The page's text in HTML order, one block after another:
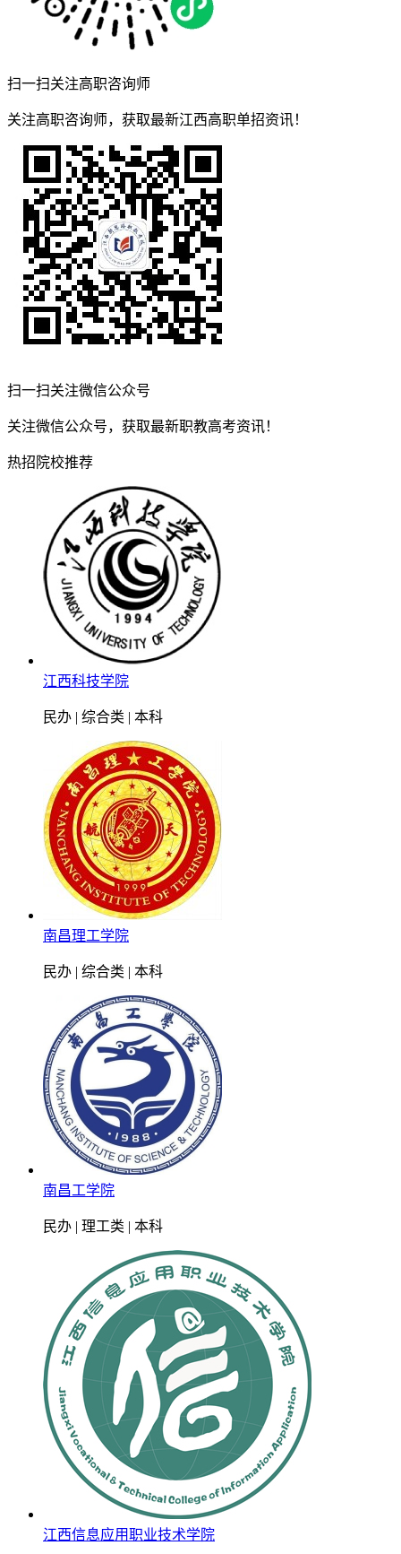
扫一扫关注高职咨询师
关注高职咨询师，获取最新江西高职单招资讯！
扫一扫关注微信公众号
关注微信公众号，获取最新职教高考资讯！
热招院校推荐
江西科技学院
民办 | 综合类 | 本科
南昌理工学院
民办 | 综合类 | 本科
南昌工学院
民办 | 理工类 | 本科
江西信息应用职业技术学院